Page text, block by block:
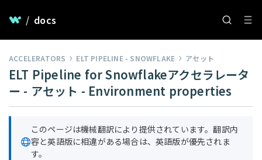
/ docs
ACCELERATORS ELT PIPELINE - SNOWFLAKE アセット
ELT Pipeline for Snowflakeアクセラレータ
ー - アセット - Environment properties
このページは機械翻訳により提供されています。翻訳内
容と英語版に相違がある場合は、英語版が優先されま
す。